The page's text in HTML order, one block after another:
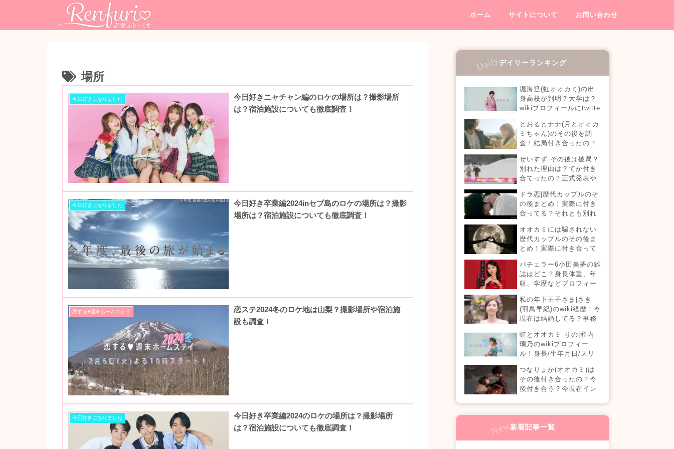
ホーム サイトについて お問い合わせ
場所
今日好きになりました
今日好きニャチャン編のロケの場所は？撮影場所
は？宿泊施設についても徹底調査！
今日好きになりました
今日好き卒業編2024inセブ島のロケの場所は？撮影
場所は？宿泊施設についても徹底調査！
恋する♥週末ホームステイ
恋ステ2024冬のロケ地は山梨？撮影場所や宿泊施
設も調査！
今日好きになりました
今日好き卒業編2024のロケの場所は？撮影場所
は？宿泊施設についても徹底調査！
デイリーランキング
堀海登(虹オオカミ)の出
身高校が判明？大学は？
wikiプロフィールにtwitte
オカミには騙されない】
とおるとナナ(月とオオカ
ミちゃん)のその後を調
査！結局付き合ったの？
せいすず その後は破局？
別れた理由は？てか付き
合てったの？正式発表や
ドラ恋|歴代カップルのそ
の後まとめ！実際に付き
合ってる？それとも別れ
【恋愛ドラマな恋がした
い】
オオカミには騙されない
歴代カップルのその後ま
とめ！実際に付き合って
現在の活動は？
バチェラー6小田美夢の雑
誌はどこ？身長体重、年
収、学歴などプロフィー
私の年下王子さま|さき
(羽鳥早紀)のwiki経歴！今
現在は結婚してる？事務
編)
虹とオオカミ りの|和内
璃乃のwikiプロフィー
ル！身長/生年月日/スリ
つなりょか(オオカミ)は
その後付き合ったの？今
後付き合う？今現在イン
新着記事一覧